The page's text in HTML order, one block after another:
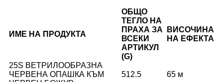
ИМЕ НА ПРОДУКТА
ОБЩО
ТЕГЛО НА
ПРАХА ЗА
ВСЕКИ
АРТИКУЛ
(G)
ВИСОЧИНА
НА ЕФЕКТА
25S ВЕТРИЛООБРАЗНА
ЧЕРВЕНА ОПАШКА КЪМ
512.5 65 м